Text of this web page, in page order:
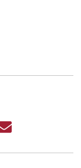
Share